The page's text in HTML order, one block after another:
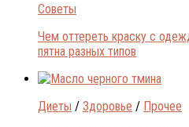
Советы
Чем оттереть краску с
пятна разных типов
Диеты / Здоровье / Прочее